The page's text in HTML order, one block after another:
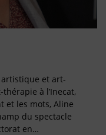
et art-
à l’Inecat,
et les mots, Aline
du spectacle
en…